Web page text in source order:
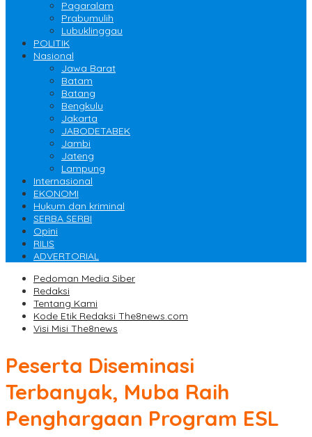
Pagaralam
Prabumulih
Lubuklinggau
POLITIK
Nasional
Jawa Barat
Batam
Batang
Bengkulu
Jakarta
JABODETABEK
Jambi
Jateng
Lampung
Internasional
EKONOMI
Hukum dan kriminal
SERBA SERBI
Opini
RILIS
ADVERTORIAL
Pedoman Media Siber
Redaksi
Tentang Kami
Kode Etik Redaksi The8news.com
Visi Misi The8news
Peserta Diseminasi
Terbanyak, Muba Raih
Penghargaan Program ESL